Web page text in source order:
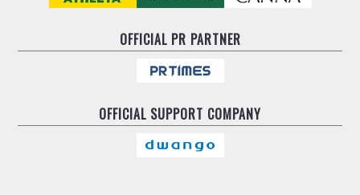
OFFICIALPR PARTNER
OFFICIAL SUPPORT COMPANY